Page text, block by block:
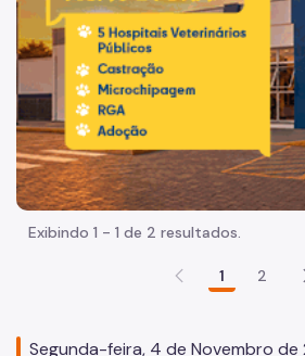
Acesso à Proteção de Dados Pessoais
A Secretaria
Agenda do Secretário
Fale Conosco
Organização
Sala de Imprensa
Exibindo 1 - 1 de 2 resultados.
1 2
Segunda-feira, 4 de Novembro de